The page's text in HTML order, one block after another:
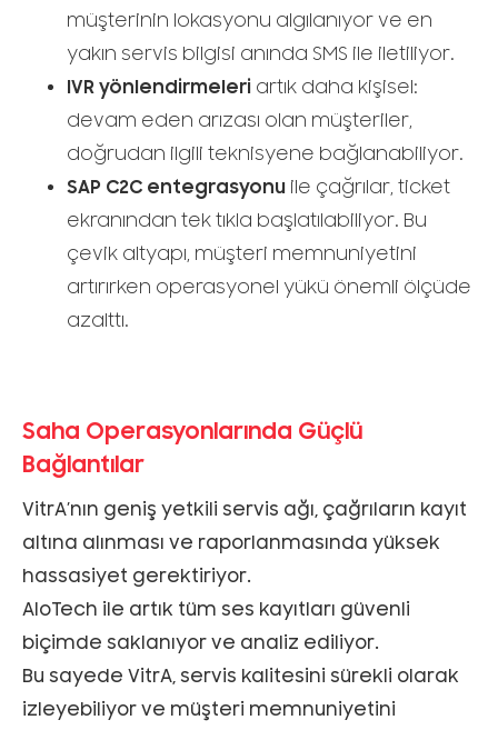
müşterinin lokasyonu algılanıyor ve en
yakın servis bilgisi anında SMS ile iletiliyor.
IVR yönlendirmeleri artık daha kişisel:
devam eden arızası olan müşteriler,
doğrudan ilgili teknisyene bağlanabiliyor.
SAP C2C entegrasyonu ile çağrılar, ticket
ekranından tek tıkla başlatılabiliyor. Bu
çevik altyapı, müşteri memnuniyetini
artırırken operasyonel yükü önemli ölçüde
azalttı.
Saha Operasyonlarında Güçlü
Bağlantılar
VitrA’nın geniş yetkili servis ağı, çağrıların kayıt
altına alınması ve raporlanmasında yüksek
hassasiyet gerektiriyor.
AloTech ile artık tüm ses kayıtları güvenli
biçimde saklanıyor ve analiz ediliyor.
Bu sayede VitrA, servis kalitesini sürekli olarak
izleyebiliyor ve müşteri memnuniyetini